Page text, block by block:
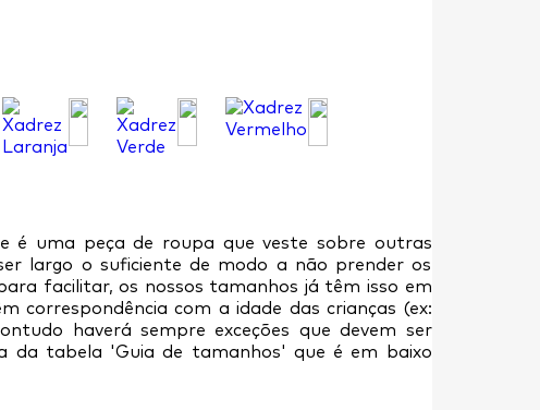
é uma peça de roupa que veste sobre outras
largo o suficiente de modo a não prender os
facilitar, os nossos tamanhos já têm isso em
correspondência com a idade das crianças (ex:
haverá sempre exceções que devem ser
da tabela 'Guia de tamanhos' que é em baixo